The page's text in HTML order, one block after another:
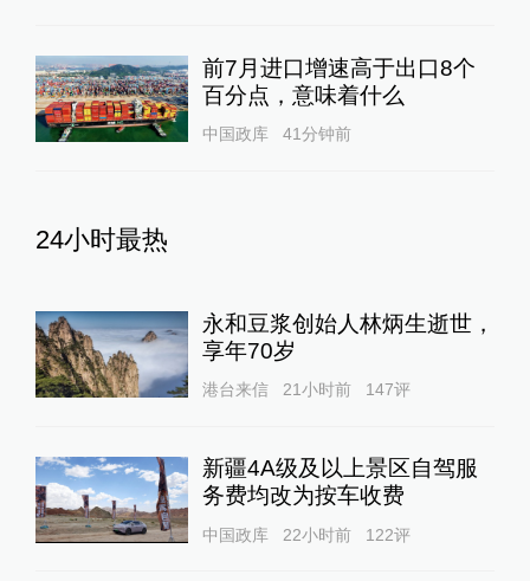
前7月进口增速高于出口8个
百分点，意味着什么
中国政库 41分钟前
24小时最热
永和豆浆创始人林炳生逝世，
享年70岁
港台来信 21小时前 147评
新疆4A级及以上景区自驾服
务费均改为按车收费
中国政库 22小时前 122评